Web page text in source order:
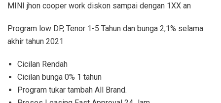
MINI jhon cooper work diskon sampai dengan 1XX an
Program low DP, Tenor 1-5 Tahun dan bunga 2,1% selama
akhir tahun 2021
Cicilan Rendah
Cicilan bunga 0% 1 tahun
Program tukar tambah All Brand.